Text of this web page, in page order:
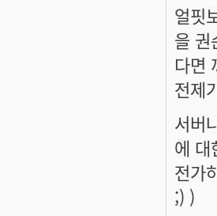
얼핏
을 권
다면
전제
서버
에
전가
;) )